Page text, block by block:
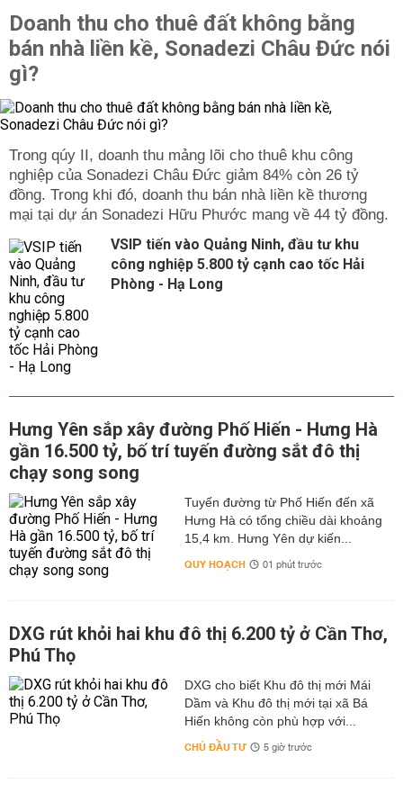
Doanh thu cho thuê đất không bằng
bán nhà liền kề, Sonadezi Châu Đức nói
gì?
Trong qúy II, doanh thu mảng lõi cho thuê khu công
nghiệp của Sonadezi Châu Đức giảm 84% còn 26 tỷ
đồng. Trong khi đó, doanh thu bán nhà liền kề thương
mại tại dự án Sonadezi Hữu Phước mang về 44 tỷ đồng.
VSIP tiến vào Quảng Ninh, đầu tư khu
công nghiệp 5.800 tỷ cạnh cao tốc Hải
Phòng - Hạ Long
Hưng Yên sắp xây đường Phố Hiến - Hưng Hà
gần 16.500 tỷ, bố trí tuyến đường sắt đô thị
chạy song song
Tuyến đường từ Phố Hiến đến xã
Hưng Hà có tổng chiều dài khoảng
15,4 km. Hưng Yên dự kiến...
QUY HOẠCH 01 phút trước
DXG rút khỏi hai khu đô thị 6.200 tỷ ở Cần Thơ,
Phú Thọ
DXG cho biết Khu đô thị mới Mái
Dầm và Khu đô thị mới tại xã Bá
Hiến không còn phù hợp với...
CHỦ ĐẦU TƯ 5 giờ trước